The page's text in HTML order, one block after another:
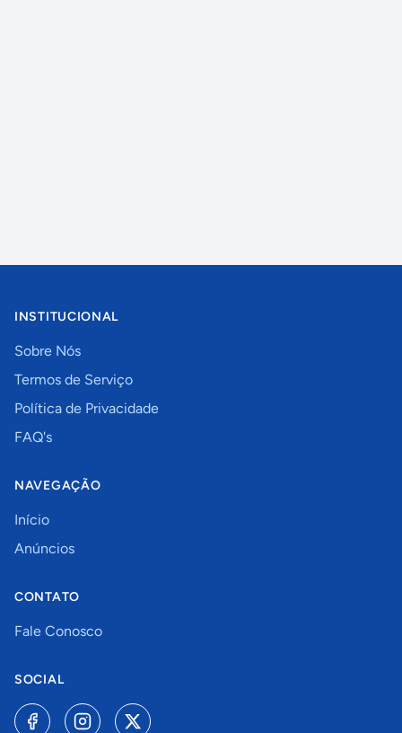
INSTITUCIONAL
Sobre Nós
Termos de Serviço
Política de Privacidade
FAQ's
NAVEGAÇÃO
Início
Anúncios
CONTATO
Fale Conosco
SOCIAL